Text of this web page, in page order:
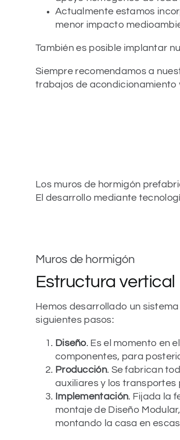
Actualmente estamos
menor impacto
También es posible implantar
Siempre recomendamos a
trabajos de acondicionamiento
Los muros de hormigón
El desarrollo mediante
Muros de hormigón
Estructura vertical
Hemos desarrollado un
siguientes pasos:
Diseño. Es el momento en
componentes, para
Producción. Se fabrican
auxiliares y los
Implementación. Fijada la
montaje de Diseño
montando la casa en